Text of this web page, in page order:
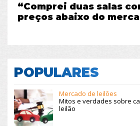
“Comprei duas salas
preços abaixo do
POPULARES
Mercado de leilões
Mitos e verdades sobre
leilão